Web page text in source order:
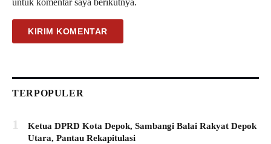
untuk komentar saya berikutnya.
TERPOPULER
1
Ketua DPRD Kota Depok, Sambangi Balai Rakyat Depok
Utara, Pantau Rekapitulasi